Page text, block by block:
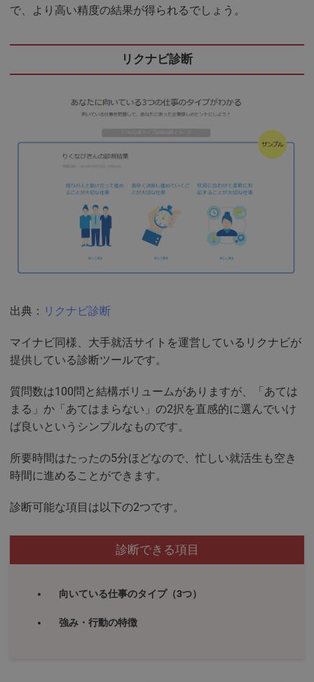
で、より高い精度の結果が得られるでしょう。
リクナビ診断
出典： リクナビ診断
マイナビ同様、大手就活サイトを運営しているリクナビが
提供している診断ツールです。
質問数は100問と結構ボリュームがありますが、「あては
まる」か「あてはまらない」の2択を直感的に選んでいけ
ば良いというシンプルなものです。
所要時間はたったの5分ほどなので、忙しい就活生も空き
時間に進めることができます。
診断可能な項目は以下の2つです。
診断できる項目
向いている仕事のタイプ（3つ）
強み・行動の特徴